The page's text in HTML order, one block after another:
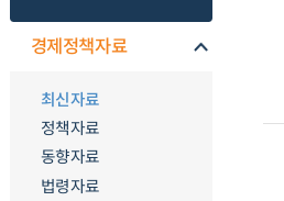
경제정책자료
최신자료
정책자료
동향자료
법령자료